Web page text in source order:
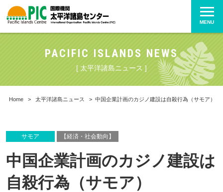
MENU
PACIFIC ISLANDS NEWS
[ 太平洋諸島ニュース ]
Home > 太平洋諸島ニュース > 中国企業計画のカジノ建設は自殺行為（サモア）
サモア 【経済・社会動向】
中国企業計画のカジノ建設は
自殺行為（サモア）